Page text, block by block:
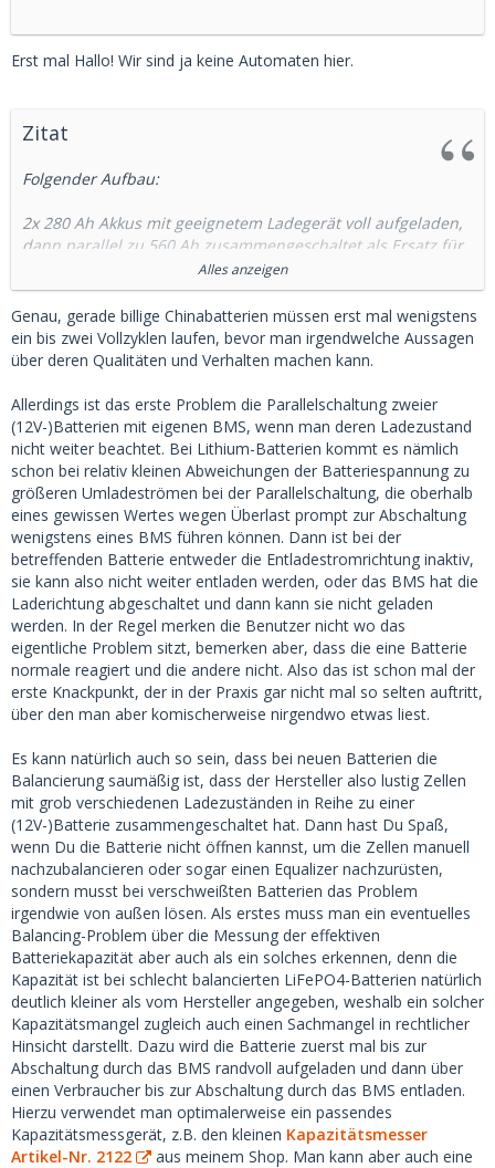
Erst mal Hallo! Wir sind ja keine Automaten hier.
Zitat
Folgender Aufbau:
2x 280 Ah Akkus mit geeignetem Ladegerät voll aufgeladen,
dann parallel zu 560 Ah zusammengeschaltet als Ersatz für
3x 95Ah AGM auf meinem Boot.
Alles Li-geeignet, also Lichtmaschine, Ladegerät,
Ladeverteiler etc
115 A, Temperaturgesteuert) an meiner Diesel
Einbaumaschine steigt die Ladespannung auf 14,x Volt, aber
immer unter 14,6 Volt.
Eine Batterie nimmt den Ladestrom gut auf und balanciert
intern gut. Die andere blockiert sehr schnell über dasBMS,
sobald Ladestrom fließt, wegen Überspannung einer Zelle
von vieren.
Einzeln angeschlossen kann die Batterie aber Strom
abgeben.
Hat jemand eine Idee zur Abhilfe?
Die beiden Batterien sind baugleich, gleiche Kapazität, ganz
neu (d.h., sie sind beide noch nicht mehr als grob 20 Ah
entladen worden).
Einfach mal tiefer entladen und dann probieren, was
passiert?
Alles anzeigen
Genau, gerade billige Chinabatterien müssen erst mal wenigstens
ein bis zwei Vollzyklen laufen, bevor man irgendwelche Aussagen
über deren Qualitäten und Verhalten machen kann.
Allerdings ist das erste Problem die Parallelschaltung zweier
(12V-)Batterien mit eigenen BMS, wenn man deren Ladezustand
nicht weiter beachtet. Bei Lithium-Batterien kommt es nämlich
schon bei relativ kleinen Abweichungen der Batteriespannung zu
größeren Umladeströmen bei der Parallelschaltung, die oberhalb
eines gewissen Wertes wegen Überlast prompt zur Abschaltung
wenigstens eines BMS führen können. Dann ist bei der
betreffenden Batterie entweder die Entladestromrichtung inaktiv,
sie kann also nicht weiter entladen werden, oder das BMS hat die
Laderichtung abgeschaltet und dann kann sie nicht geladen
werden. In der Regel merken die Benutzer nicht wo das
eigentliche Problem sitzt, bemerken aber, dass die eine Batterie
normale reagiert und die andere nicht. Also das ist schon mal der
erste Knackpunkt, der in der Praxis gar nicht mal so selten auftritt,
über den man aber komischerweise nirgendwo etwas liest.
Es kann natürlich auch so sein, dass bei neuen Batterien die
Balancierung saumäßig ist, dass der Hersteller also lustig Zellen
mit grob verschiedenen Ladezuständen in Reihe zu einer
(12V-)Batterie zusammengeschaltet hat. Dann hast Du Spaß,
wenn Du die Batterie nicht öffnen kannst, um die Zellen manuell
nachzubalancieren oder sogar einen Equalizer nachzurüsten,
sondern musst bei verschweißten Batterien das Problem
irgendwie von außen lösen. Als erstes muss man ein eventuelles
Balancing-Problem über die Messung der effektiven
Batteriekapazität aber auch als ein solches erkennen, denn die
Kapazität ist bei schlecht balancierten LiFePO4-Batterien natürlich
deutlich kleiner als vom Hersteller angegeben, weshalb ein solcher
Kapazitätsmangel zugleich auch einen Sachmangel in rechtlicher
Hinsicht darstellt. Dazu wird die Batterie zuerst mal bis zur
Abschaltung durch das BMS randvoll aufgeladen und dann über
einen Verbraucher bis zur Abschaltung durch das BMS entladen.
Hierzu verwendet man optimalerweise ein passendes
Kapazitätsmessgerät, z.B. den kleinen Kapazitätsmesser
Artikel-Nr. 2122
aus meinem Shop. Man kann aber auch eine